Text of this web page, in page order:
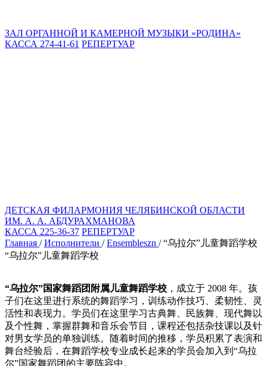
ЗАЛ ОРГАННОЙ И КАМЕРНОЙ МУЗЫКИ «РОДИНА»
КАССА 274-41-61 РЕПЕРТУАР
ДЕТСКАЯ ФИЛАРМОНИЯ ЧЕЛЯБИНСКОЙ ОБЛАСТИ
ИМ. А. А. АБДУРАХМАНОВА
КАССА 225-36-37 РЕПЕРТУАР
Главная /Исполнители /Ensembleszn /“乌拉尔”儿童舞蹈学校
“乌拉尔”儿童舞蹈学校
“乌拉尔”国家舞蹈团附属儿童舞蹈学校 ，成立于 2008 年。孩
子们在这里进行系统的舞蹈学习，训练动作技巧、柔韧性、灵
活性和表现力。学员们在这里学习古典舞、民族舞、现代舞以
及个性舞，掌握群舞和音乐会节目，课程还包括杂技课以及针
对男女学员的单独训练。随着时间的推移，学员积累了表演和
舞台经验后，在舞蹈学校专业成长起来的学员会加入到“乌拉
尔”国家舞蹈团的主要阵容中。